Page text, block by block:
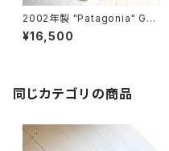
2002年製 "Patagonia" GⅡ
pants
¥16,500
同じカテゴリの商品